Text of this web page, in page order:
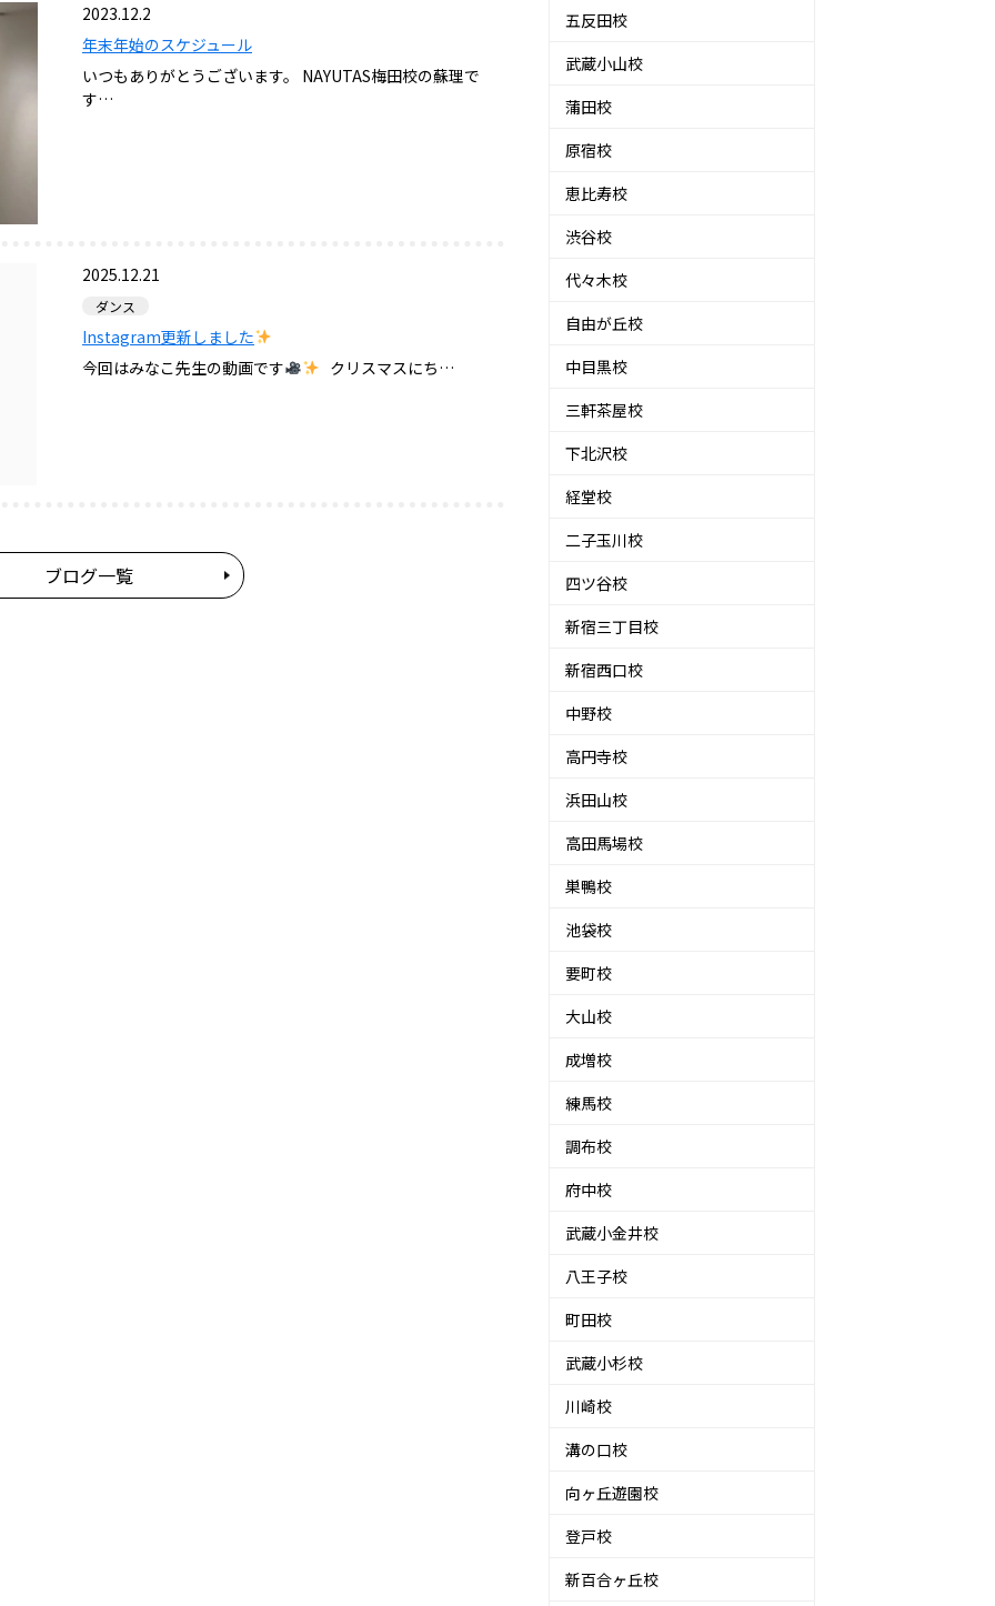
2023.12.2
年末年始のスケジュール
いつもありがとうございます。 NAYUTAS梅田校の蘇理で
す…
2025.12.21
ダンス
Instagram更新しました
今回はみなこ先生の動画です
クリスマスにち…
ブログ一覧
五反田校
武蔵小山校
蒲田校
原宿校
恵比寿校
渋谷校
代々木校
自由が丘校
中目黒校
三軒茶屋校
下北沢校
経堂校
二子玉川校
四ツ谷校
新宿三丁目校
新宿西口校
中野校
高円寺校
浜田山校
高田馬場校
巣鴨校
池袋校
要町校
大山校
成増校
練馬校
調布校
府中校
武蔵小金井校
八王子校
町田校
武蔵小杉校
川崎校
溝の口校
向ヶ丘遊園校
登戸校
新百合ヶ丘校